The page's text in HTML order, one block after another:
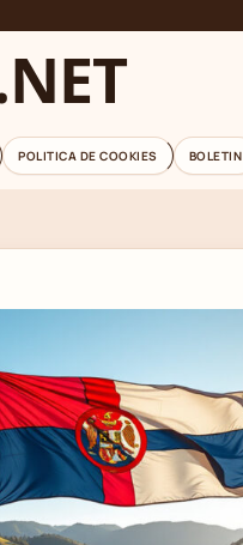
POLITICA DE COOKIES BOLETIN